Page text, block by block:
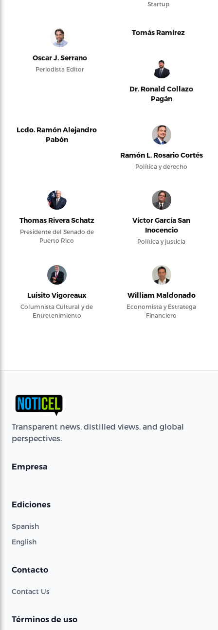
Startup
Oscar J. Serrano
Periodista Editor
Tomás Ramírez
Dr. Ronald Collazo
Pagán
Lcdo. Ramón Alejandro
Pabón
Ramón L. Rosario Cortés
Política y derecho
Thomas Rivera Schatz
Presidente del Senado de
Puerto Rico
Víctor García San
Inocencio
Política y justicia
Luisito Vigoreaux
Columnista Cultural y de
Entretenimiento
William Maldonado
Economista y Estratega
Financiero
Transparent news, distilled views, and global
perspectives.
Empresa
Ediciones
Spanish
English
Contacto
Contact Us
Términos de uso